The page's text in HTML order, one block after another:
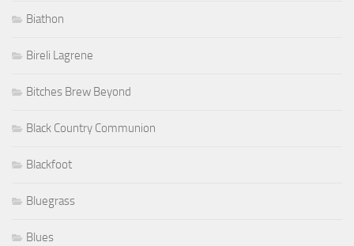
Biathon
Bireli Lagrene
Bitches Brew Beyond
Black Country Communion
Blackfoot
Bluegrass
Blues